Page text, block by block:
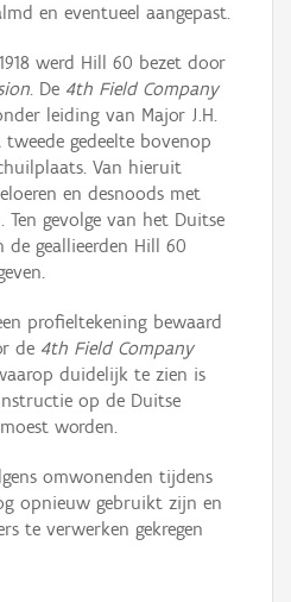
en eventueel aangepast.
werd Hill 60 bezet door
. De 4th Field Company
leiding van Major J.H.
gedeelte bovenop
Van hieruit
en desnoods met
gevolge van het Duitse
de geallieerden Hill 60
profieltekening bewaard
de 4th Field Company
duidelijk te zien is
op de Duitse
worden.
omwonenden tijdens
opnieuw gebruikt zijn en
te verwerken gekregen